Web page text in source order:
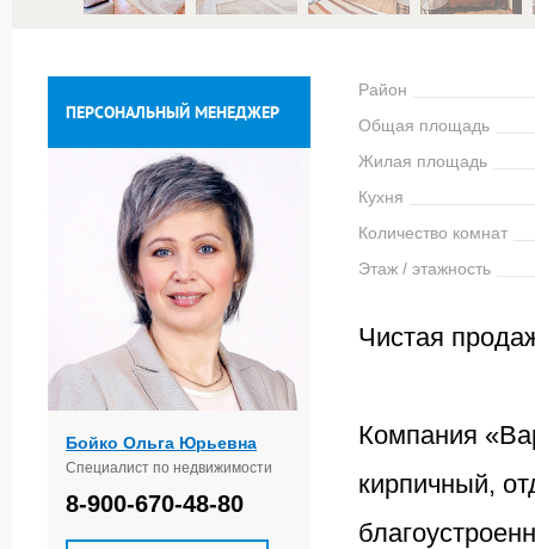
ПЕРСОНАЛЬНЫЙ МЕНЕДЖЕР
Бойко Ольга Юрьевна
Специалист по недвижимости
8-900-670-48-80
Район
Общая площадь
Жилая площадь
Кухня
Количество комнат
Этаж / этажность
Чистая
Компания
кирпичный,